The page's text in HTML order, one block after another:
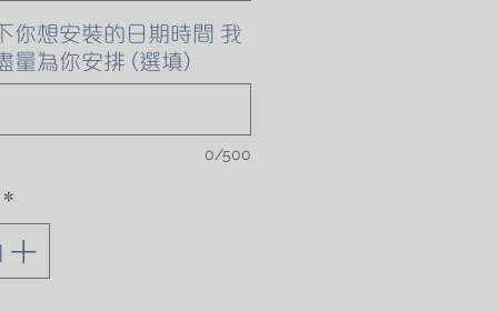
你想安裝的日期時間 我
量為你安排 (選填)
0/500
*